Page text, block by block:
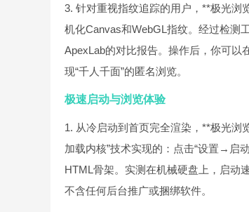
3. 针对重视指纹追踪的用户，**极光浏
机化Canvas和WebGL指纹。经过检测
ApexLab的对比报告。操作后，你可以
现“千人千面”的匿名浏览。
极速启动与浏览体验
1. 从冷启动到首页完全渲染，**极光浏
加载内核”技术实现的：点击“设置→启
HTML骨架。实测在机械硬盘上，启动
不含任何后台推广或捆绑软件。